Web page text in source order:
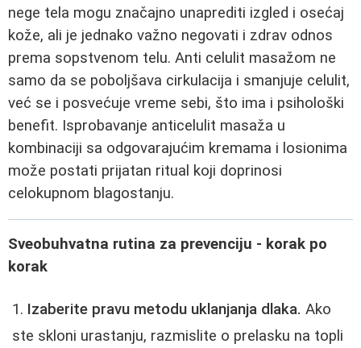
nege tela mogu značajno unaprediti izgled i osećaj
kože, ali je jednako važno negovati i zdrav odnos
prema sopstvenom telu. Anti celulit masažom ne
samo da se poboljšava cirkulacija i smanjuje celulit,
već se i posvećuje vreme sebi, što ima i psihološki
benefit. Isprobavanje anticelulit masaža u
kombinaciji sa odgovarajućim kremama i losionima
može postati prijatan ritual koji doprinosi
celokupnom blagostanju.
Sveobuhvatna rutina za prevenciju - korak po
korak
Izaberite pravu metodu uklanjanja dlaka. Ako
ste skloni urastanju, razmislite o prelasku na topli